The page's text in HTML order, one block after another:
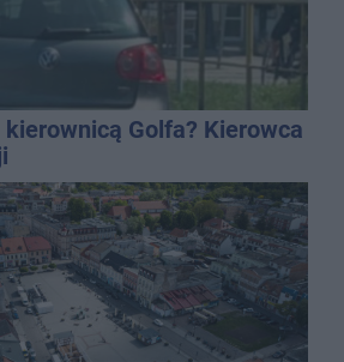
kierownicą Golfa? Kierowca